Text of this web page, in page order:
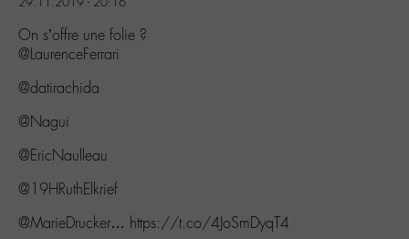
On s’offre une folie ?
@LaurenceFerrari
@datirachida
@Nagui
@EricNaulleau
@19HRuthElkrief
@MarieDrucker… https://t.co/4JoSmDyqT4